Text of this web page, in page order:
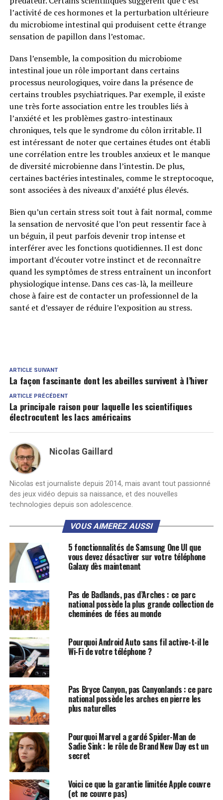
l’activité de ces hormones et la perturbation ultérieure
du microbiome intestinal qui produisent cette étrange
sensation de papillon dans l’estomac.
Dans l’ensemble, la composition du microbiome
intestinal joue un rôle important dans certains
processus neurologiques, voire dans la présence de
certains troubles psychiatriques. Par exemple, il existe
une très forte association entre les troubles liés à
l’anxiété et les problèmes gastro-intestinaux
chroniques, tels que le syndrome du côlon irritable. Il
est intéressant de noter que certaines études ont établi
une corrélation entre les troubles anxieux et le manque
de diversité microbienne dans l’intestin. De plus,
certaines bactéries intestinales, comme le streptocoque,
sont associées à des niveaux d’anxiété plus élevés.
Bien qu’un certain stress soit tout à fait normal, comme
la sensation de nervosité que l’on peut ressentir face à
un béguin, il peut parfois devenir trop intense et
interférer avec les fonctions quotidiennes. Il est donc
important d’écouter votre instinct et de reconnaître
quand les symptômes de stress entraînent un inconfort
physiologique intense. Dans ces cas-là, la meilleure
chose à faire est de contacter un professionnel de la
santé et d’essayer de réduire l’exposition au stress.
ARTICLE SUIVANT
La façon fascinante dont les abeilles survivent à l’hiver
ARTICLE PRÉCÉDENT
La principale raison pour laquelle les scientifiques
électrocutent les lacs américains
Nicolas Gaillard
Nicolas est journaliste depuis 2014, mais avant tout passionné
des jeux vidéo depuis sa naissance, et des nouvelles
technologies depuis son adolescence.
VOUS AIMEREZ AUSSI
5 fonctionnalités de Samsung One UI que
vous devez désactiver sur votre téléphone
Galaxy dès maintenant
Pas de Badlands, pas d’Arches : ce parc
national possède la plus grande collection de
cheminées de fées au monde
Pourquoi Android Auto sans fil active-t-il le
Wi-Fi de votre téléphone ?
Pas Bryce Canyon, pas Canyonlands : ce parc
national possède les arches en pierre les
plus naturelles
Pourquoi Marvel a gardé Spider-Man de
Sadie Sink : le rôle de Brand New Day est un
secret
Voici ce que la garantie limitée Apple couvre
(et ne couvre pas)